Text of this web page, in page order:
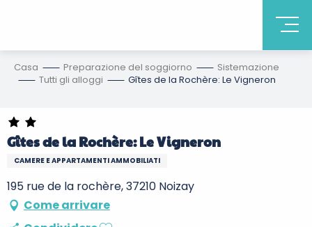
Casa Preparazione del soggiorno
Sistemazione
Tutti gli alloggi
Gîtes de la Rochère: Le Vigneron
Gîtes de la Rochère: Le Vigneron
CAMERE E APPARTAMENTI AMMOBILIATI
195 rue de la rochère, 37210 Noizay
Come arrivare
Ajouter aux favoris